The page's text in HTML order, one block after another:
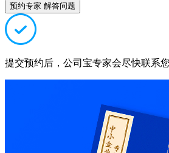
预约专家 解答问题
提交预约后，公司宝专家会尽快联系